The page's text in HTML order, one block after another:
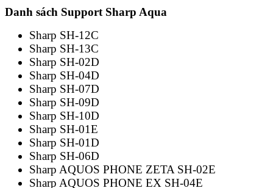
Danh sách Support Sharp Aqua
Sharp SH-12C
Sharp SH-13C
Sharp SH-02D
Sharp SH-04D
Sharp SH-07D
Sharp SH-09D
Sharp SH-10D
Sharp SH-01E
Sharp SH-01D
Sharp SH-06D
Sharp AQUOS PHONE ZETA SH-02E
Sharp AQUOS PHONE EX SH-04E